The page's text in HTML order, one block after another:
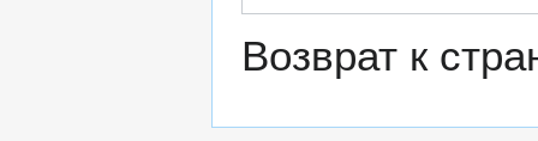
Возврат к